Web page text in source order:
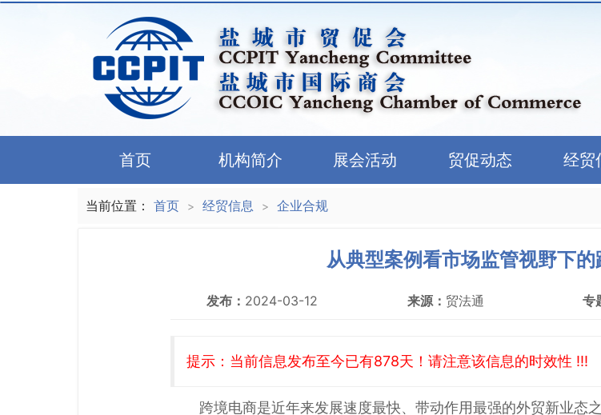
首页 机构简介 展会活动 贸促动态 经贸
当前位置： 首页 > 经贸信息 > 企业合规
从典型案例看市场监管视野下
发布： 2024-03-12 来源： 贸法通 专
提示：当前信息发布至今已有878天！请注意该信息的时效性 !!!
跨境电商是近年来发展速度最快、带动作用最强的外贸新业态